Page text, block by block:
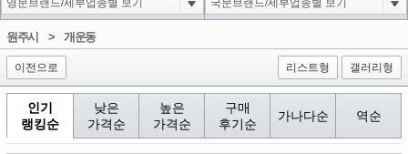
아이콘
1
원주시 > 개운동
이전으로 리스트형 갤러리형
인기
랭킹순
낮은
가격순
높은
가격순
구매
후기순
가나다순 역순